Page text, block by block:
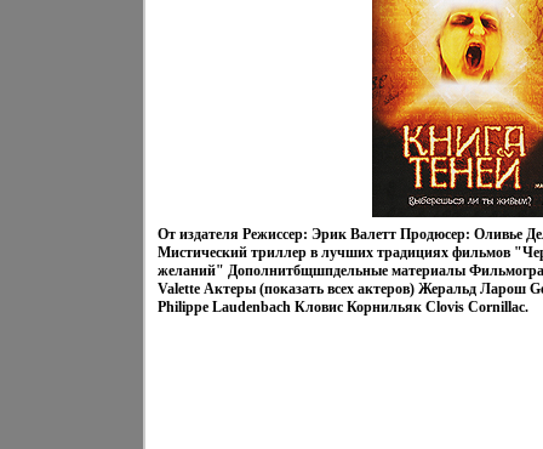
От издателя Режиссер: Эрик Валетт Продюсер: Оливье
Мистический триллер в лучших традициях фильмов
желаний" Дополнитбщшпдельные материалы
Valette Актеры (показать всех актеров) Жеральд Ларош
Philippe Laudenbach Кловис Корнильяк Clovis Cornillac.